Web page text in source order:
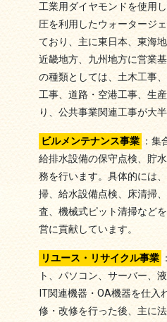
工業用ダイヤモンドを使用
圧を利用したウォータージ
ており、主に東日本、東海
近畿地方、九州地方に営業
の種類としては、土木工事
工事、道路・空港工事、生
り、公共事業関連工事が大
ビルメンテナンス事業 ：
給排水設備の保守点検、貯
務を行います。具体的には
掃、給水設備点検、床清掃
査、機械式ピット清掃など
営に貢献しています。
リユース・リサイクル事業
ト、パソコン、サーバー、
IT関連機器・OA機器を仕入
修・改修を行った後、主に